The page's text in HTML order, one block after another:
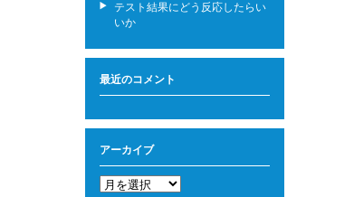
テスト結果にどう反応したらい
いか
最近のコメント
アーカイブ
ア